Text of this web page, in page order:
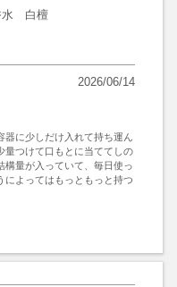
水 白檀
2026/06/14
器に少しだけ入れて持ち運ん
量つけて口もとに当ててしの
構量が入っていて、毎日使っ
によってはもっともっと持つ